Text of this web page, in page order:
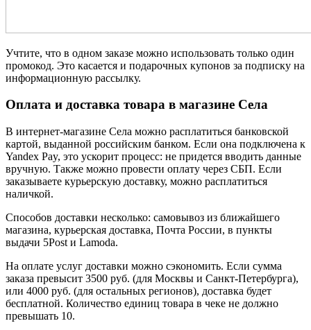
Учтите, что в одном заказе можно использовать только один
промокод. Это касается и подарочных купонов за подписку на
информационную рассылку.
Оплата и доставка товара в магазине Села
В интернет-магазине Села можно расплатиться банковской
картой, выданной российским банком. Если она подключена к
Yandex Pay, это ускорит процесс: не придется вводить данные
вручную. Также можно провести оплату через СБП. Если
заказываете курьерскую доставку, можно расплатиться
наличкой.
Способов доставки несколько: самовывоз из ближайшего
магазина, курьерская доставка, Почта России, в пункты
выдачи 5Post и Lamoda.
На оплате услуг доставки можно сэкономить. Если сумма
заказа превысит 3500 руб. (для Москвы и Санкт-Петербурга),
или 4000 руб. (для остальных регионов), доставка будет
бесплатной. Количество единиц товара в чеке не должно
превышать 10.